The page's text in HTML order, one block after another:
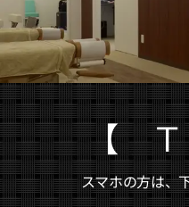
【
スマホの方は、